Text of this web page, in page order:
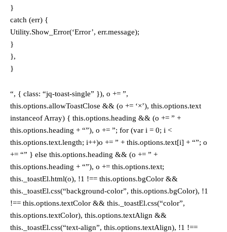
}
catch (err) {
Utility.Show_Error(‘Error’, err.message);
}
},
}
“, { class: “jq-toast-single” }), o += ”,
this.options.allowToastClose && (o += ‘×’), this.options.text
instanceof Array) { this.options.heading && (o += ” +
this.options.heading + “”), o += ”; for (var i = 0; i <
this.options.text.length; i++)o += ” + this.options.text[i] + “”; o
+= “” } else this.options.heading && (o += ” +
this.options.heading + “”), o += this.options.text;
this._toastEl.html(o), !1 !== this.options.bgColor &&
this._toastEl.css(“background-color”, this.options.bgColor), !1
!== this.options.textColor && this._toastEl.css(“color”,
this.options.textColor), this.options.textAlign &&
this._toastEl.css(“text-align”, this.options.textAlign), !1 !==